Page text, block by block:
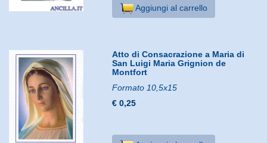
Aggiungi al carrello
Atto di Consacrazione a Maria di
San Luigi Maria Grignion de
Montfort
Formato 10,5x15
€ 0,25